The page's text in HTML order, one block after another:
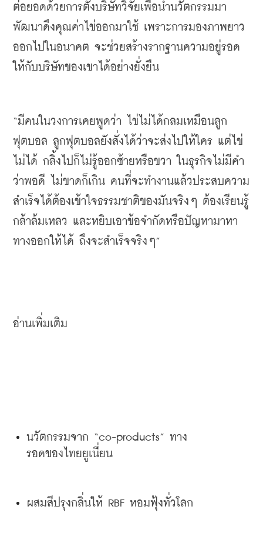
ต่อยอดด้วยการตั้งบริษัทวิจัยเพื่อนำนวัตกรรมมา
พัฒนาดึงคุณค่าไข่ออกมาใช้ เพราะการมองภาพยาว
ออกไปในอนาคต จะช่วยสร้างรากฐานความอยู่รอด
ให้กับบริษัทของเขาได้อย่างยั่งยืน
“มีคนในวงการเคยพูดว่า
ไข่ไม่ได้กลมเหมือนลูก
ฟุตบอล ลูกฟุตบอลยังสั่งได้ว่าจะส่งไปให้ใคร แต่ไข่
ไม่ได้ กลิ้งไปก็ไม่รู้ออกซ้ายหรือขวา
ในธุรกิจไม่มีคำ
ว่าพอดี
ไม่ขาดก็เกิน คนที่จะทำงานแล้วประสบความ
สำเร็จได้ต้องเข้าใจธรรมชาติของมันจริงๆ ต้องเรียนรู้
กล้าล้มเหลว
และหยิบเอาข้อจำกัดหรือปัญหามาหา
ทางออกให้ได้ ถึงจะสำเร็จจริงๆ”
อ่านเพิ่มเติม
นวัตกรรมจาก “co-products” ทาง
รอดของไทยยูเนี่ยน
ผสมสีปรุงกลิ่นให้ RBF หอมฟุ้งทั่วโลก